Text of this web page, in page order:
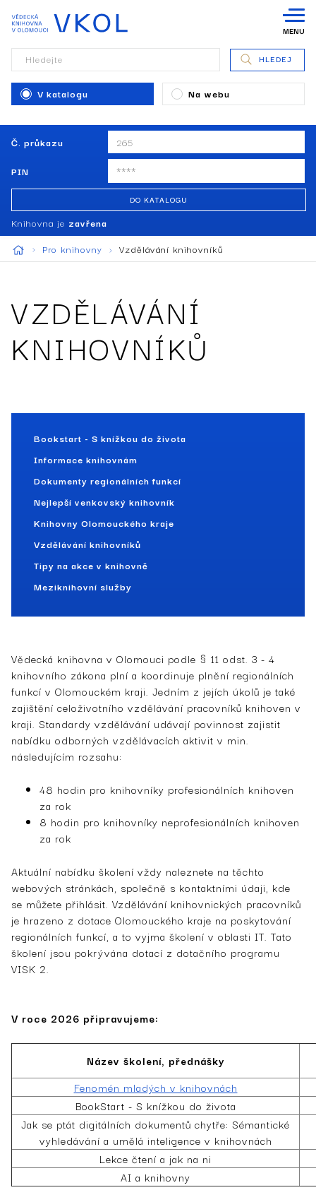
Č. průkazu
PIN
DO KATALOGU
Knihovna je zavřena
MENU
Hledejte
V katalogu Na webu
HLEDEJ
Pro knihovny Vzdělávání knihovníků
VZDĚLÁVÁNÍ
KNIHOVNÍKŮ
Bookstart - S knížkou do života
Informace knihovnám
Dokumenty regionálních funkcí
Nejlepší venkovský knihovník
Knihovny Olomouckého kraje
Vzdělávání knihovníků
Tipy na akce v knihovně
Meziknihovní služby
Vědecká knihovna v Olomouci podle § 11 odst. 3 - 4
knihovního zákona plní a koordinuje plnění regionálních
funkcí v Olomouckém kraji. Jedním z jejích úkolů je také
zajištění celoživotního vzdělávání pracovníků knihoven v
kraji. Standardy vzdělávání udávají povinnost zajistit
nabídku odborných vzdělávacích aktivit v min.
následujícím rozsahu:
48 hodin pro knihovníky profesionálních knihoven
za rok
8 hodin pro knihovníky neprofesionálních knihoven
za rok
Aktuální nabídku školení vždy naleznete na těchto
webových stránkách, společně s kontaktními údaji, kde
se můžete přihlásit. Vzdělávání knihovnických pracovníků
je hrazeno z dotace Olomouckého kraje na poskytování
regionálních funkcí, a to vyjma školení v oblasti IT. Tato
školení jsou pokrývána dotací z dotačního programu
VISK 2.
V roce 2026 připravujeme:
Název školení, přednášky
Fenomén mladých v knihovnách
BookStart - S knížkou do života
Jak se ptát digitálních dokumentů chytře: Sémantické
vyhledávání a umělá inteligence v knihovnách
Lekce čtení a jak na ni
AI a knihovny